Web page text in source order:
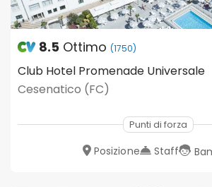
8.5 Ottimo (1750)
Club Hotel Promenade Universale
Cesenatico (FC)
Punti di forza
Posizione Staff